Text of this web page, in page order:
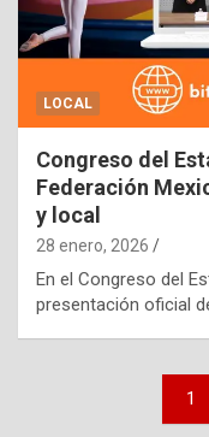
LOCAL
Congreso del
Federación
y local
28 enero, 2026
En el Congreso del
presentación oficial
1